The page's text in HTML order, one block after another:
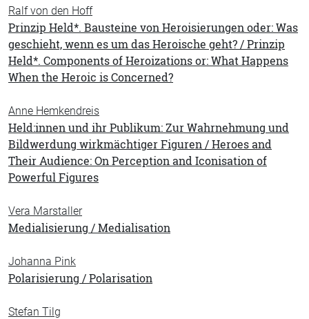
Ralf von den Hoff
Prinzip Held*. Bausteine von Heroisierungen oder: Was
geschieht, wenn es um das Heroische geht? / Prinzip
Held*. Components of Heroizations or: What Happens
When the Heroic is Concerned?
Anne Hemkendreis
Held:innen und ihr Publikum: Zur Wahrnehmung und
Bildwerdung wirkmächtiger Figuren / Heroes and
Their Audience: On Perception and Iconisation of
Powerful Figures
Vera Marstaller
Medialisierung / Medialisation
Johanna Pink
Polarisierung / Polarisation
Stefan Tilg